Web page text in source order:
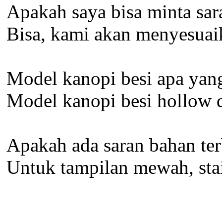
Apakah saya bisa minta
Bisa, kami akan
Model kanopi besi apa
Model kanopi besi hollow
Apakah ada saran bahan
Untuk tampilan mewah,